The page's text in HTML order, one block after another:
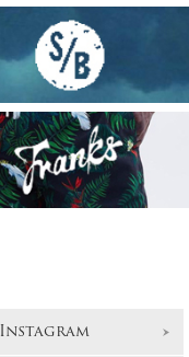
Instagram